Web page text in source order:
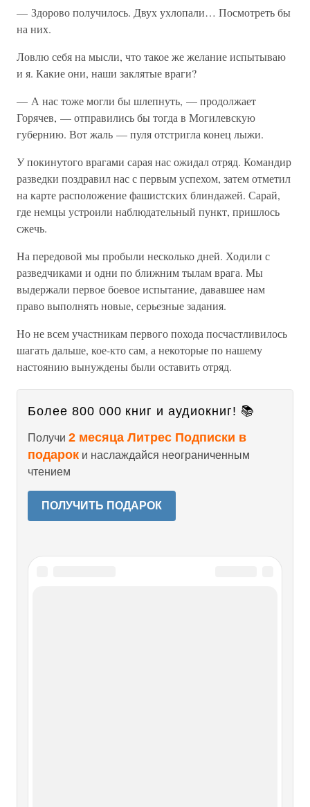
— Здорово получилось. Двух ухлопали… Посмотреть бы
на них.
Ловлю себя на мысли, что такое же желание испытываю
и я. Какие они, наши заклятые враги?
— А нас тоже могли бы шлепнуть, — продолжает
Горячев, — отправились бы тогда в Могилевскую
губернию. Вот жаль — пуля отстригла конец лыжи.
У покинутого врагами сарая нас ожидал отряд. Командир
разведки поздравил нас с первым успехом, затем отметил
на карте расположение фашистских блиндажей. Сарай,
где немцы устроили наблюдательный пункт, пришлось
сжечь.
На передовой мы пробыли несколько дней. Ходили с
разведчиками и одни по ближним тылам врага. Мы
выдержали первое боевое испытание, дававшее нам
право выполнять новые, серьезные задания.
Но не всем участникам первого похода посчастливилось
шагать дальше, кое-кто сам, а некоторые по нашему
настоянию вынуждены были оставить отряд.
Более 800 000 книг и аудиокниг! 📚
Получи 2 месяца Литрес Подписки в
подарок и наслаждайся неограниченным
чтением
ПОЛУЧИТЬ ПОДАРОК